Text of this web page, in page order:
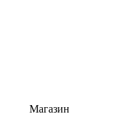
Магазин